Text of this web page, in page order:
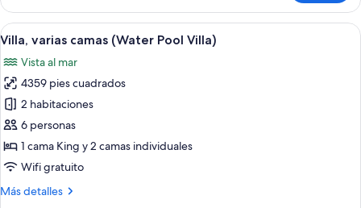
varias
camas
(Beach
Villa)
Abrir
todas
las
fotos
de
Villa,
varias
camas
(Water
Pool
Un área exterior moderna con
8
Villa, varias camas (Water Pool Villa)
Vista al mar
4359 pies cuadrados
2 habitaciones
6 personas
1 cama King y 2 camas individuales
Wifi gratuito
Más detalles
Más